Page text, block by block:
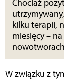
Chociaż
kilku terapii,
miesięcy –
W związku z